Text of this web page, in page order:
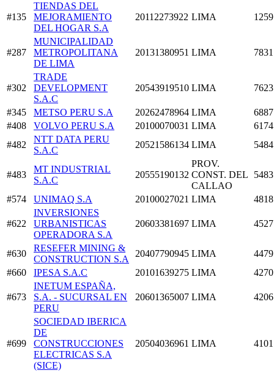
#135
TIENDAS DEL
MEJORAMIENTO
DEL HOGAR S.A
20112273922 LIMA
#287
MUNICIPALIDAD
METROPOLITANA
DE LIMA
20131380951 LIMA
#302
TRADE
DEVELOPMENT
S.A.C
20543919510 LIMA
#345 METSO PERU S.A 20262478964 LIMA
#408
VOLVO PERU S.A 20100070031 LIMA
#482
NTT DATA PERU
S.A.C
20521586134 LIMA
#483
MT INDUSTRIAL
S.A.C
20555190132
PROV.
CONST. DEL
CALLAO
#574 UNIMAQ S.A 20100027021 LIMA
#622
INVERSIONES
URBANISTICAS
OPERADORA S.A
20603381697 LIMA
#630
RESEFER MINING &
CONSTRUCTION S.A
20407790945 LIMA
#660
IPESA S.A.C 20101639275 LIMA
#673
INETUM ESPAÑA,
S.A. - SUCURSAL EN
PERU
20601365007 LIMA
#699
SOCIEDAD IBERICA
DE
CONSTRUCCIONES
ELECTRICAS S.A
(SICE)
20504036961 LIMA